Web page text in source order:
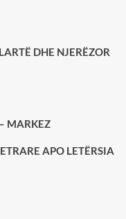
DHE NJERËZOR
MARKEZ
APO LETËRSIA